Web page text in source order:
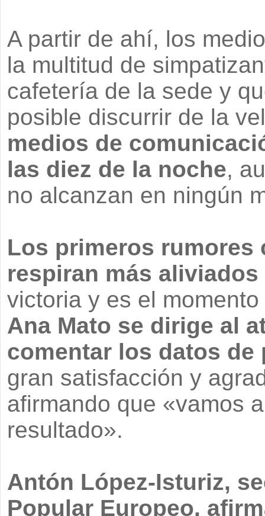
A partir de ahí, los
la multitud de
cafetería de la sede y
posible discurrir de la
medios de
las diez de la noche,
no alcanzan en ningún
Los primeros rumores
respiran más aliviados
victoria y es el
Ana Mato se dirige al
comentar los datos de
gran satisfacción y
afirmando que «vamos
resultado».
Antón López-Isturiz,
Popular Europeo,